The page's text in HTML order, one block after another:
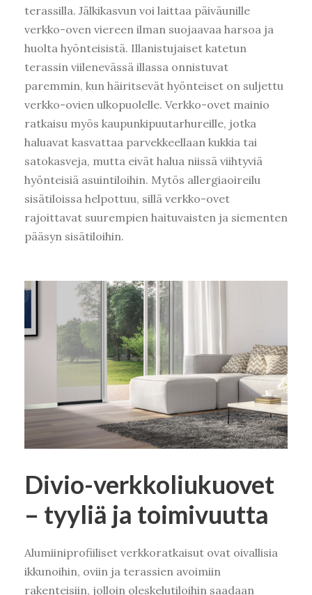
terassilla. Jälkikasvun voi laittaa päiväunille
verkko-oven viereen ilman suojaavaa harsoa ja
huolta hyönteisistä. Illanistujaiset katetun
terassin viilenevässä illassa onnistuvat
paremmin, kun häiritsevät hyönteiset on suljettu
verkko-ovien ulkopuolelle. Verkko-ovet mainio
ratkaisu myös kaupunkipuutarhureille, jotka
haluavat kasvattaa parvekkeellaan kukkia tai
satokasveja, mutta eivät halua niissä viihtyviä
hyönteisiä asuintiloihin. Mytös allergiaoireilu
sisätiloissa helpottuu, sillä verkko-ovet
rajoittavat suurempien haituvaisten ja siementen
pääsyn sisätiloihin.
Divio-verkkoliukuovet
– tyyliä ja toimivuutta
Alumiiniprofiiliset verkkoratkaisut ovat oivallisia
ikkunoihin, oviin ja terassien avoimiin
rakenteisiin, jolloin oleskelutiloihin saadaan
Kirjaudu